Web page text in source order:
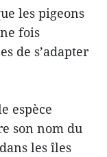
les pigeons
fois
de s’adapter
espèce
son nom du
les îles